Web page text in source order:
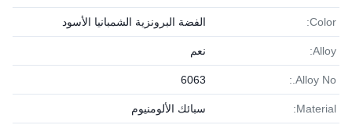
Color: الفضة البرونزية الشمبانيا الأسود
Alloy: نعم
Alloy No.:
6063
Material: سبائك الألومنيوم